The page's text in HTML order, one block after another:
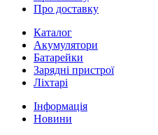
Про доставку
Каталог
Акумулятори
Батарейки
Зарядні пристрої
Ліхтарі
Інформація
Новини